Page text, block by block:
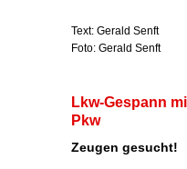
Text: Gerald Senft
Foto: Gerald Senft
Lkw-Gespann
Pkw
Zeugen gesucht!